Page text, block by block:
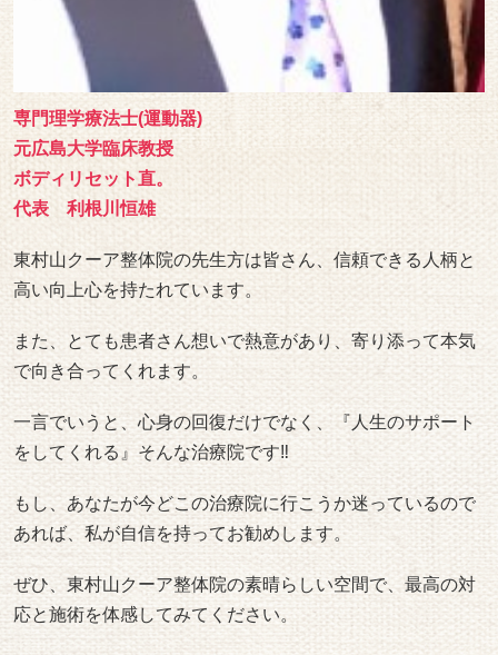
専門理学療法士(運動器)
元広島大学臨床教授
ボディリセット直。
代表 利根川恒雄
東村山クーア整体院の先生方は皆さん、信頼できる人柄と
高い向上心を持たれています。
また、とても患者さん想いで熱意があり、寄り添って本気
で向き合ってくれます。
一言でいうと、心身の回復だけでなく、『人生のサポート
をしてくれる』そんな治療院です‼︎
もし、あなたが今どこの治療院に行こうか迷っているので
あれば、私が自信を持ってお勧めします。
ぜひ、東村山クーア整体院の素晴らしい空間で、最高の対
応と施術を体感してみてください。